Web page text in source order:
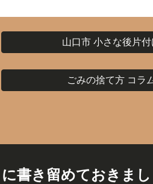
山口市 小さな後片付
ごみの捨て方 コラ
書き留めておきまし